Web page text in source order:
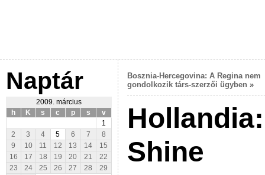
Naptár
2009. március
h
K s c p s
v
1
2
3 4 5 6 7
8
9
10 11 12 13 14
15
16
17 18 19 20 21
22
23
24 25 26 27 28
29
Bosznia-Hercegovina: A Regina nem
gondolkozik társ-szerzői ügyben »
Shine